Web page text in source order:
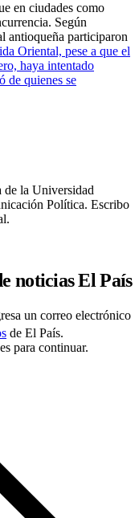
en ciudades como
Según
antioqueña participaron
Oriental, pese a que el
haya intentado
de quienes se
de la Universidad
Política. Escribo
noticias El País
un correo electrónico
de El País.
para continuar.